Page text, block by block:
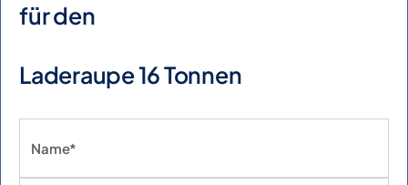
für den
Laderaupe 16 Tonnen